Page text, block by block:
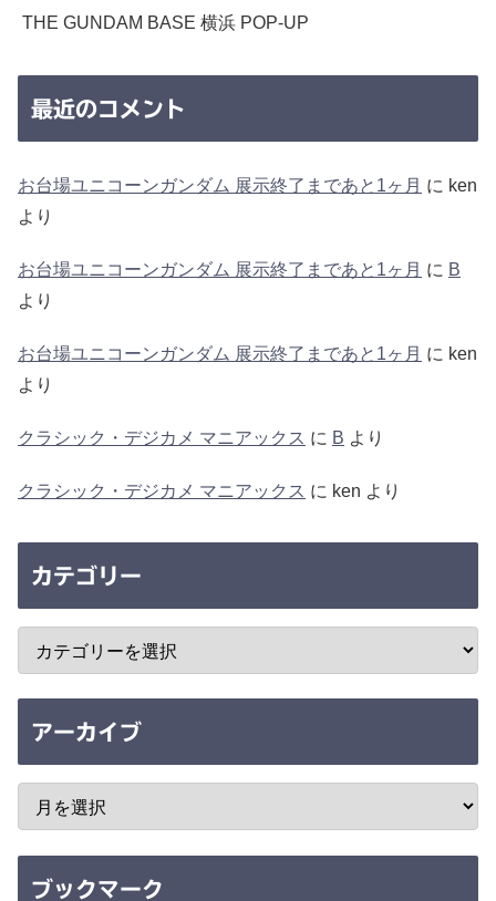
THE GUNDAM BASE 横浜 POP-UP
最近のコメント
お台場ユニコーンガンダム 展示終了まであと1ヶ月 に ken
より
お台場ユニコーンガンダム 展示終了まであと1ヶ月 に B
より
お台場ユニコーンガンダム 展示終了まであと1ヶ月 に ken
より
クラシック・デジカメ マニアックス に B より
クラシック・デジカメ マニアックス に ken より
カテゴリー
アーカイブ
ブックマーク